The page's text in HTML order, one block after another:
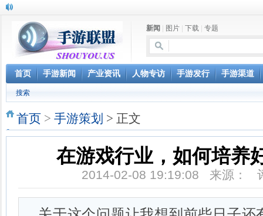
新闻 图片 下载 专题
首页 手游新闻 产业资讯 人物专访 手游发行 手游渠道
搜索
首页 > 手游策划 > 正文
在游戏行业，如何培养
2014-02-08 19:19:08 来源：